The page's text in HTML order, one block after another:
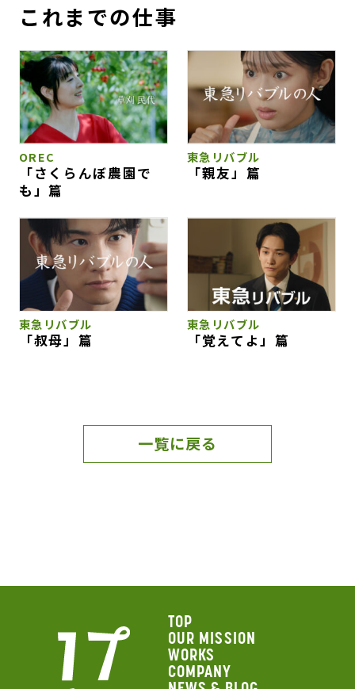
これまでの仕事
OREC
「さくらんぼ農園で
も」篇
東急リバブル
「親友」篇
東急リバブル
「叔母」篇
東急リバブル
「覚えてよ」篇
一覧に戻る
TOP
OUR MISSION
WORKS
COMPANY